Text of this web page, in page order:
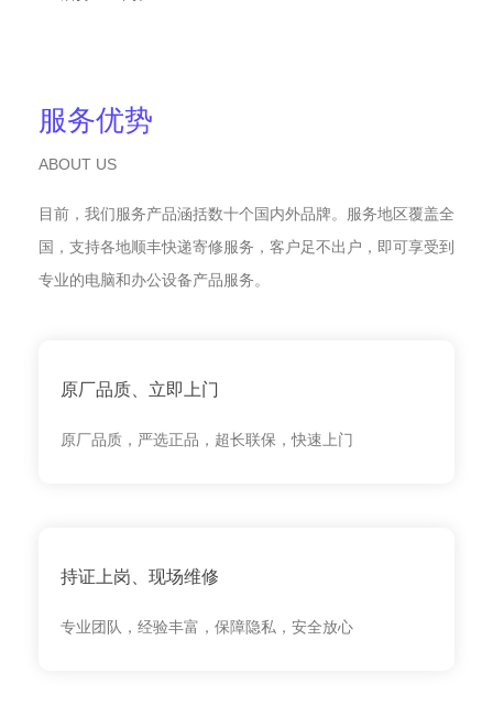
服务优势
ABOUT US
目前，我们服务产品涵括数十个国内外品牌。服务地区覆盖全
国，支持各地顺丰快递寄修服务，客户足不出户，即可享受到
专业的电脑和办公设备产品服务。
原厂品质、立即上门
原厂品质，严选正品，超长联保，快速上门
持证上岗、现场维修
专业团队，经验丰富，保障隐私，安全放心